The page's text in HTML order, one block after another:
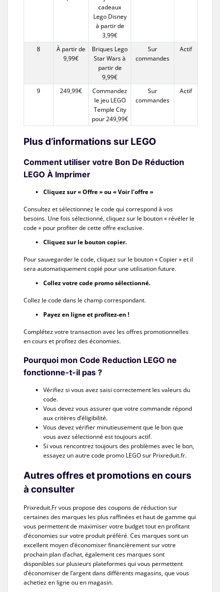
cadeaux
Lego Disney
à partir de
3,99€
8
À partir de
9,99€
Briques Lego
Star Wars à
partir de
9,99€
Sur
commandes
Actif
9 249,99€
Commandez
le jeu LEGO
Temple City
pour 249,99€
Sur
commandes
Actif
Plus d’informations sur LEGO
Comment utiliser votre Bon De Réduction
LEGO À Imprimer
Cliquez sur « Offre » ou « Voir l’offre »
Consultez et sélectionnez le code qui correspond à vos
besoins. Une fois sélectionné, cliquez sur le bouton « révéler le
code » pour profiter de cette offre exclusive.
Cliquez sur le bouton copier.
Pour sauvegarder le code, cliquez sur le bouton « Copier » et il
sera automatiquement copié pour une utilisation future.
Collez votre code promo sélectionné.
Collez le code dans le champ correspondant.
Payez en ligne et profitez-en !
Complétez votre transaction avec les offres promotionnelles
en cours et profitez des économies.
Pourquoi mon Code Reduction LEGO ne
fonctionne-t-il pas ?
Vérifiez si vous avez saisi correctement les valeurs du
code.
Vous devez vous assurer que votre commande répond
aux critères d’éligibilité.
Vous devez vérifier minutieusement que le bon que
vous avez sélectionné est toujours actif.
Si vous rencontrez toujours des problèmes avec le bon,
essayez un autre code promo LEGO sur Prixreduit.fr.
Autres offres et promotions en cours
à consulter
Prixreduit.Fr vous propose des coupons de réduction sur
certaines des marques les plus raffinées et haut de gamme qui
vous permettent de maximiser votre budget tout en profitant
d’économies sur votre produit préféré. Ces marques sont un
excellent moyen d’économiser financièrement sur votre
prochain plan d’achat, également ces marques sont
disponibles sur plusieurs plateformes qui vous permettent
d’économiser de l’argent dans différents magasins, que vous
achetiez en ligne ou en magasin.